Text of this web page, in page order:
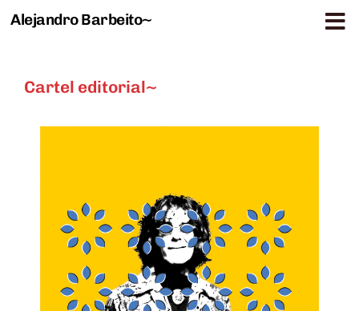
Saltar al contenido
Alejandro Barbeito~
Cartel editorial~